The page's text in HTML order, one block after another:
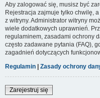
Aby zalogować się, musisz być
Rejestracja zajmuje tylko chwilę,
z witryny. Administrator witryny
wiele dodatkowych uprawnień.
regulaminem, zasadami ochrony
często zadawane pytania (FAQ),
zagadnień dotyczących
Regulamin | Zasady ochrony
Zarejestruj się